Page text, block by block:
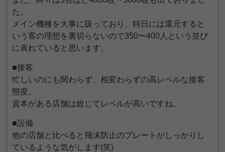
た。
メイン機種を大事に扱っており、特日には還元すると
いう客の理想を裏切らないので350〜400人という並び
に表れていると思います。
■接客
忙しいのにも関わらず、相変わらずの高レベルな接客
態度。
資本がある店舗は総じてレベルが高いですね。
■設備
他の店舗と比べると飛沫防止のプレートがしっかりし
ているような気がします(笑)